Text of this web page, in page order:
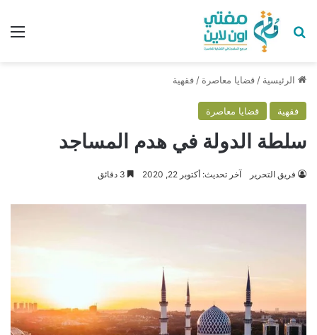
بحث عن
الرئيسية / قضايا معاصرة / فقهية
فقهية قضايا معاصرة
سلطة الدولة في هدم المساجد
فريق التحرير آخر تحديث: أكتوبر 22, 2020